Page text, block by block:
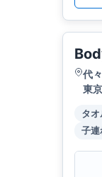
代
東
タ
子連